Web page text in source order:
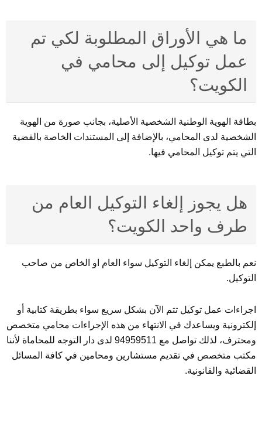
ما هي الأوراق المطلوبة لكي تم
عمل توكيل إلى محامي في
الكويت؟
بطاقة الهوية الوطنية الشخصية الأصلية، بجانب صورة من الهوية
الشخصية لدى المحامي، بالإضافة إلى المستندات الخاصة بالقضية
التي يتم توكيل المحامي فيها.
هل يجوز إلغاء التوكيل العام من
طرف واحد الكويت؟
نعم بالطبع يمكن إلغاء التوكيل سواء العام او الخاص من صاحب
التوكيل.
اجراءات عمل توكيل تتم الآن بشكل سريع سواء بطريقة كتابية أو
إلكترونية ويساعدك في الانتهاء من هذه الإجراءات محامي متخصص
ومحترف، لذلك تواصل مع 94959511 لدى دار التوجه للمحاماة لأننا
مكتب متخصص في تقديم مستشارين ومحامين في كافة المسائل
القضائية والقانونية.